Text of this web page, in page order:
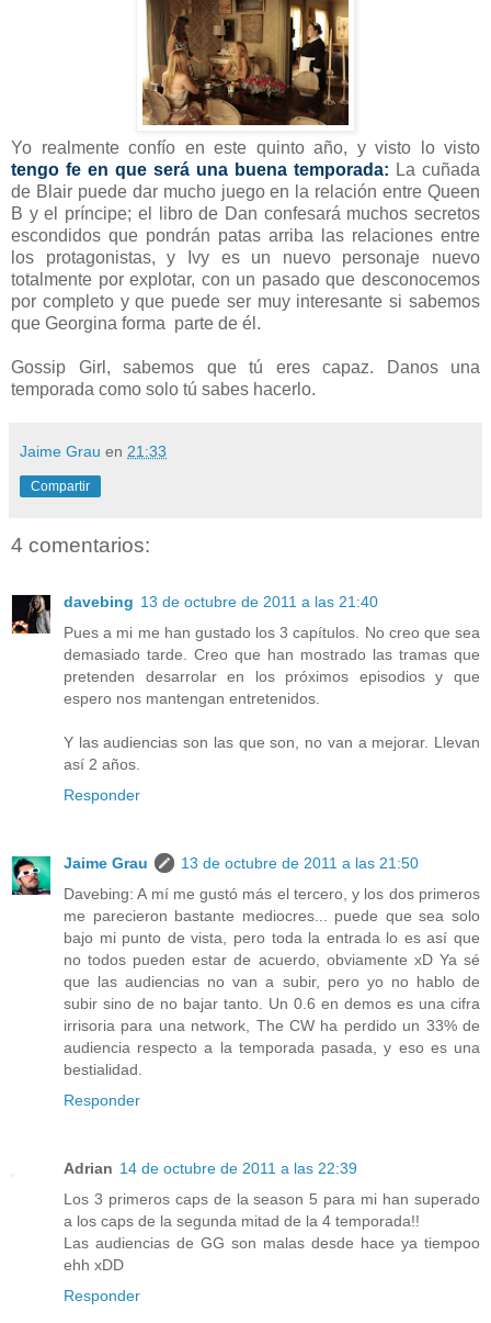
Yo realmente confío en este quinto año, y visto lo visto
tengo fe en que será una buena temporada: La cuñada
de Blair puede dar mucho juego en la relación entre Queen
B y el príncipe; el libro de Dan confesará muchos secretos
escondidos que pondrán patas arriba las relaciones entre
los protagonistas, y Ivy es un nuevo personaje nuevo
totalmente por explotar, con un pasado que desconocemos
por completo y que puede ser muy interesante si sabemos
que Georgina forma parte de él.
Gossip Girl, sabemos que tú eres capaz. Danos una
temporada como solo tú sabes hacerlo.
Jaime Grau en 21:33
Compartir
4 comentarios:
davebing 13 de octubre de 2011 a las 21:40
Pues a mi me han gustado los 3 capítulos. No creo que sea
demasiado tarde. Creo que han mostrado las tramas que
pretenden desarrolar en los próximos episodios y que
espero nos mantengan entretenidos.
Y las audiencias son las que son, no van a mejorar. Llevan
así 2 años.
Responder
Jaime Grau
13 de octubre de 2011 a las 21:50
Davebing: A mí me gustó más el tercero, y los dos primeros
me parecieron bastante mediocres... puede que sea solo
bajo mi punto de vista, pero toda la entrada lo es así que
no todos pueden estar de acuerdo, obviamente xD Ya sé
que las audiencias no van a subir, pero yo no hablo de
subir sino de no bajar tanto. Un 0.6 en demos es una cifra
irrisoria para una network, The CW ha perdido un 33% de
audiencia respecto a la temporada pasada, y eso es una
bestialidad.
Responder
Adrian 14 de octubre de 2011 a las 22:39
Los 3 primeros caps de la season 5 para mi han superado
a los caps de la segunda mitad de la 4 temporada!!
Las audiencias de GG son malas desde hace ya tiempoo
ehh xDD
Responder